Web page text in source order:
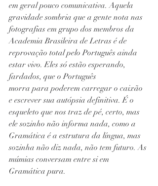
em geral pouco comunicativa. Aquela
gravidade sombria que a gente nota nas
fotografias em grupo dos membros da
Academia Brasileira de Letras é de
reprovação total pelo Português ainda
estar vivo. Eles só estão esperando,
fardados, que o Português
morra para poderem carregar o caixão
e escrever sua autópsia definitiva. É o
esqueleto que nos traz de pé, certo, mas
ele sozinho não informa nada, como a
Gramática é a estrutura da língua, mas
sozinha não diz nada, não tem futuro. As
múmias conversam entre si em
Gramática pura.